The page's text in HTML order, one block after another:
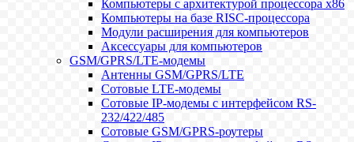
Компьютеры с архитектурой процессора x86
Компьютеры на базе RISC-процессора
Модули расширения для компьютеров
Аксессуары для компьютеров
GSM/GPRS/LTE-модемы
Антенны GSM/GPRS/LTE
Сотовые LTE-модемы
Сотовые IP-модемы с интерфейсом RS-
232/422/485
Сотовые GSM/GPRS-роутеры